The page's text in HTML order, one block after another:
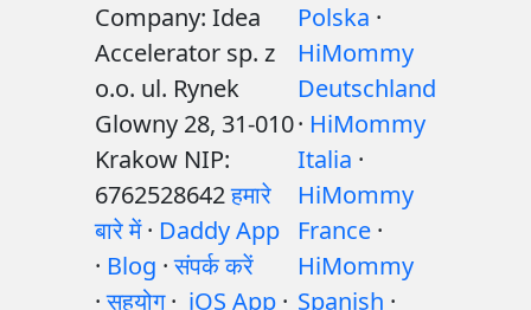
Company: Idea
Accelerator sp. z
o.o. ul. Rynek
Glowny 28, 31-010
Krakow NIP:
6762528642हमारे
बारे में· Daddy App
· Blog ·संपर्क करें
·सहयोग· iOS App ·
Polska ·
HiMommy
Deutschland
· HiMommy
Italia ·
HiMommy
France ·
HiMommy
Spanish ·